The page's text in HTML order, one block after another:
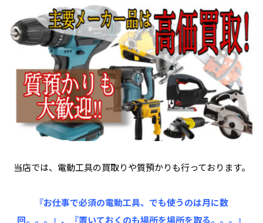
当店では、電動工具の買取りや質預かりも行っております。
『お仕事で必須の電動工具、でも使うのは月に数
回。。。』、『置いておくのも場所を場所を取る。。。』